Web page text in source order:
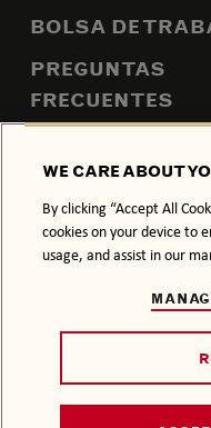
BOLSA DE
PREGUNTAS
FRECUENTES
POLÍTICA DE
No. Permiso
WE CARE ABOUT
By clicking “Accept All
cookies on your device to
usage, and assist in our